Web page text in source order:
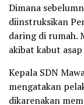
Dimana
diinstruksikan
daring di rumah.
akibat kabut
Kepala SDN
mengatakan
dikarenakan